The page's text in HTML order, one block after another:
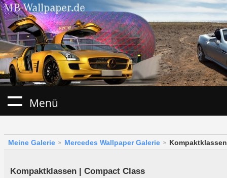
Menü
Meine Galerie Mercedes Wallpaper Galerie
Kompaktklassen | Compact Class